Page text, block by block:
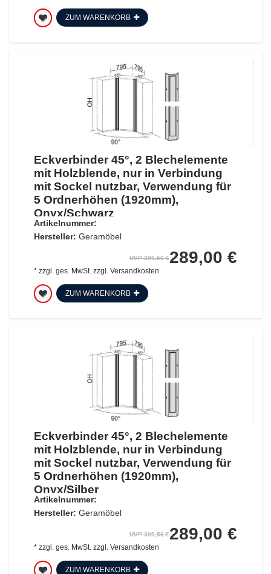
ZUM WARENKORB
Eckverbinder 45°, 2 Blechelemente
mit Holzblende, nur in Verbindung
mit Sockel nutzbar, Verwendung für
5 Ordnerhöhen (1920mm),
Onyx/Schwarz
Artikelnummer:
Hersteller: Geramöbel
UVP 300,56 €289,00 €
* zzgl. ges. MwSt.zzgl. Versandkosten
ZUM WARENKORB
Eckverbinder 45°, 2 Blechelemente
mit Holzblende, nur in Verbindung
mit Sockel nutzbar, Verwendung für
5 Ordnerhöhen (1920mm),
Onyx/Silber
Artikelnummer:
Hersteller: Geramöbel
UVP 300,56 €289,00 €
* zzgl. ges. MwSt.zzgl. Versandkosten
ZUM WARENKORB